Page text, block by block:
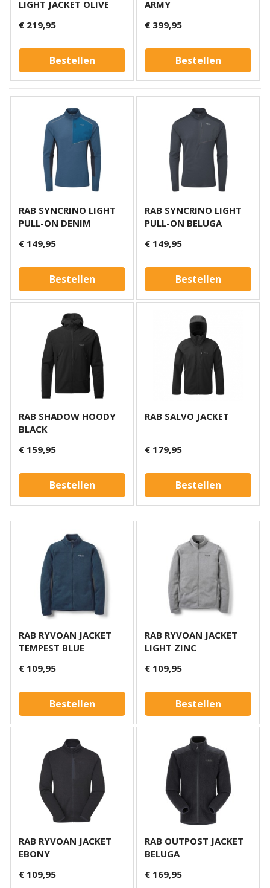
LIGHT JACKET OLIVE
€ 219,95
Bestellen
ARMY
€ 399,95
Bestellen
RAB SYNCRINO LIGHT
PULL-ON DENIM
€ 149,95
Bestellen
RAB SYNCRINO LIGHT
PULL-ON BELUGA
€ 149,95
Bestellen
RAB SHADOW HOODY
BLACK
€ 159,95
Bestellen
RAB SALVO JACKET
€ 179,95
Bestellen
RAB RYVOAN JACKET
TEMPEST BLUE
€ 109,95
Bestellen
RAB RYVOAN JACKET
LIGHT ZINC
€ 109,95
Bestellen
RAB RYVOAN JACKET
EBONY
€ 109,95
RAB OUTPOST JACKET
BELUGA
€ 169,95